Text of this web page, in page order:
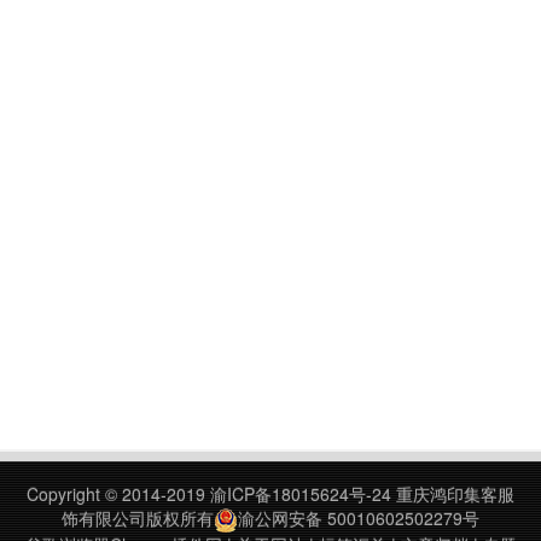
Copyright © 2014-2019 渝ICP备18015624号-24 重庆鸿印集客服
饰有限公司版权所有
渝公网安备 50010602502279号